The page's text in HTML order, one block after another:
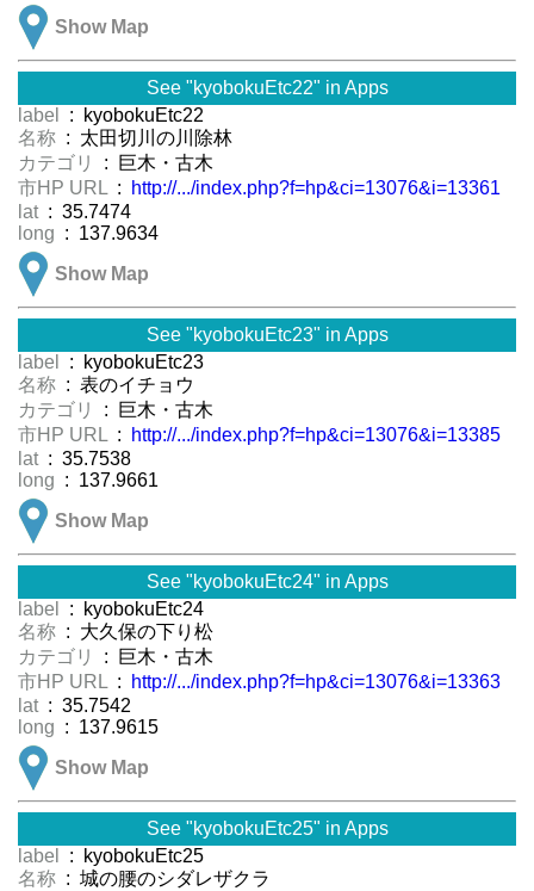
Show Map
See "kyobokuEtc22" in Apps
label
: kyobokuEtc22
名称 : 太田切川の川除林
カテゴリ
: 巨木・古木
市HP URL :
http://.../index.php?f=hp&ci=13076&i=13361
lat : 35.7474
long : 137.9634
Show Map
See "kyobokuEtc23" in Apps
label
: kyobokuEtc23
名称 : 表のイチョウ
カテゴリ
: 巨木・古木
市HP URL :
http://.../index.php?f=hp&ci=13076&i=13385
lat : 35.7538
long : 137.9661
Show Map
See "kyobokuEtc24" in Apps
label
: kyobokuEtc24
名称 : 大久保の下り松
カテゴリ
: 巨木・古木
市HP URL :
http://.../index.php?f=hp&ci=13076&i=13363
lat : 35.7542
long : 137.9615
Show Map
See "kyobokuEtc25" in Apps
label
: kyobokuEtc25
名称 : 城の腰のシダレザクラ